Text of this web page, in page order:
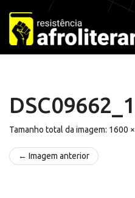
Pular
para
o
conteúdo
DSC09662_1
Tamanho total da imagem: 1600 ×
← Imagem anterior